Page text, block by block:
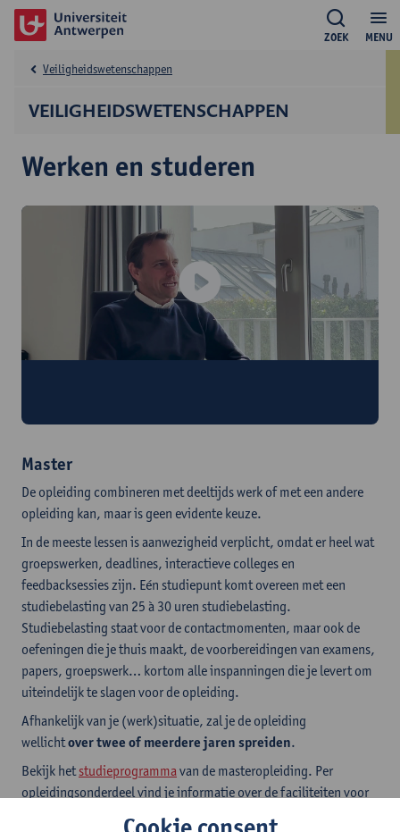
MENU
ZOEK
VEILIGHEIDSWETENSCHAPPEN
Veiligheidswetenschappen
Werken en studeren
Master
De opleiding combineren met deeltijds werk of met een andere
opleiding kan, maar is geen evidente keuze.
In de meeste lessen is aanwezigheid verplicht, omdat er heel wat
groepswerken, deadlines, interactieve colleges en
feedbacksessies zijn. Eén studiepunt komt overeen met een
studiebelasting van 25 à 30 uren studiebelasting.
Studiebelasting staat voor de contactmomenten, maar ook de
oefeningen die je thuis maakt, de voorbereidingen van examens,
papers, groepswerk… kortom alle inspanningen die je levert om
uiteindelijk te slagen voor de opleiding.
Afhankelijk van je (werk)situatie, zal je de opleiding
wellichtover twee of meerdere jaren spreiden.
Bekijk het studieprogrammavan de masteropleiding. Per
opleidingsonderdeel vind je informatie over de faciliteiten voor